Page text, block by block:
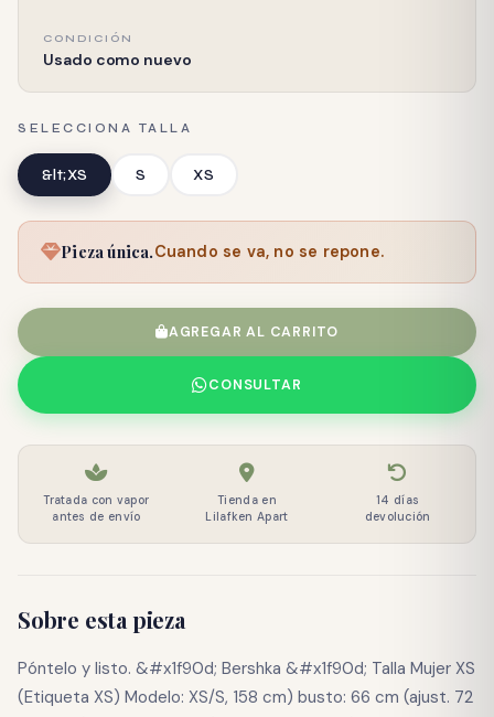
CONDICIÓN
Usado como nuevo
SELECCIONA TALLA
&lt;XS S XS
Pieza única.Cuando se va, no se repone.
AGREGAR AL CARRITO
CONSULTAR
Tratada con vapor
antes de envío
Tienda en
Lilafken Apart
14 días
devolución
Sobre esta pieza
Póntelo y listo. &#x1f90d; Bershka &#x1f90d; Talla Mujer XS
(Etiqueta XS) Modelo: XS/S, 158 cm) busto: 66 cm (ajust. 72